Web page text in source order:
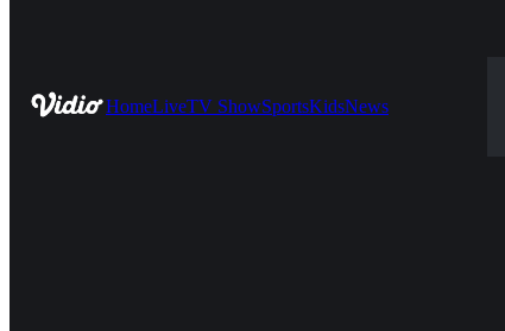
HomeLiveTV ShowSportsKidsNews